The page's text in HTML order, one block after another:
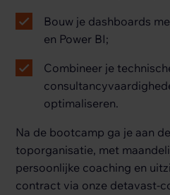
Bouw je dashboards
en Power BI;
Combineer je
optimaliseren.
Na de bootcamp ga je aan
toporganisatie, met
persoonlijke coaching en
contract via onze detavast-